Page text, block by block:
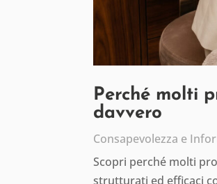
Perché molti
davvero
Consapevolezza e
Scopri perché molti
strutturati ed efficaci